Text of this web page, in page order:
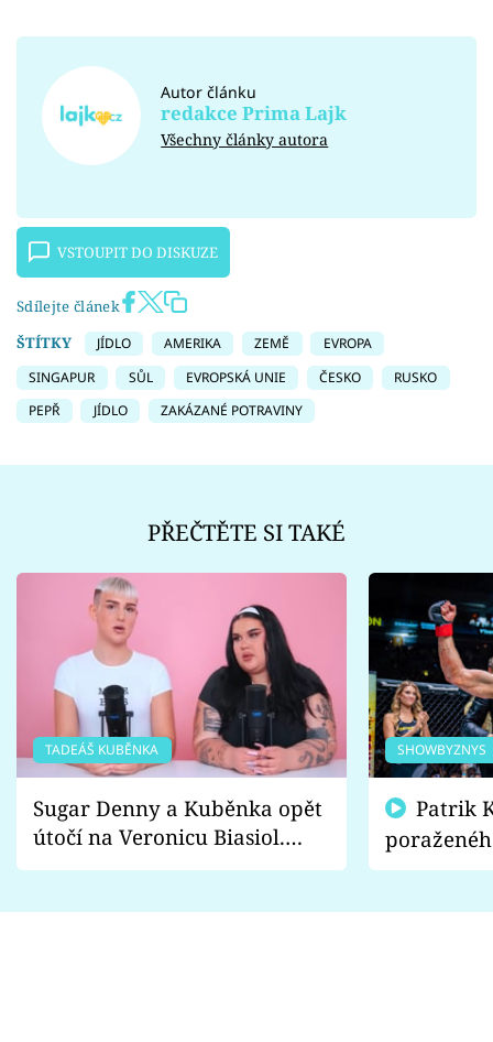
Autor článku
redakce Prima Lajk
Všechny články autora
VSTOUPIT DO DISKUZE
Sdílejte článek
ŠTÍTKY
JÍDLO AMERIKA ZEMĚ
EVROPA
SINGAPUR
SŮL EVROPSKÁ UNIE ČESKO
RUSKO
PEPŘ
JÍDLO ZAKÁZANÉ POTRAVINY
PŘEČTĚTE SI TAKÉ
TADEÁŠ KUBĚNKA
Sugar Denny a Kuběnka opět
útočí na Veronicu Biasiol.
Proč je podle nich falešná a
SHOWBYZNYS
fanoušci